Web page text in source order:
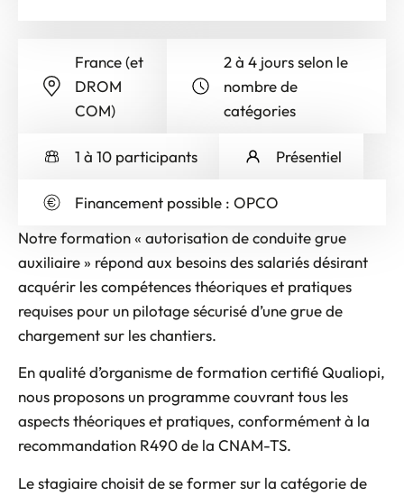
France (et
DROM
COM)
2 à 4 jours selon le
nombre de
catégories
1 à 10 participants Présentiel
Financement possible : OPCO
Notre formation « autorisation de conduite grue
auxiliaire » répond aux besoins des salariés désirant
acquérir les compétences théoriques et pratiques
requises pour un pilotage sécurisé d’une grue de
chargement sur les chantiers.
En qualité d’organisme de formation certifié Qualiopi,
nous proposons un programme couvrant tous les
aspects théoriques et pratiques, conformément à la
recommandation R490 de la CNAM-TS.
Le stagiaire choisit de se former sur la catégorie de